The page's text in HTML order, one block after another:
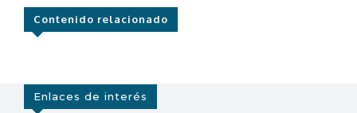
Contenido relacionado
Enlaces de interés